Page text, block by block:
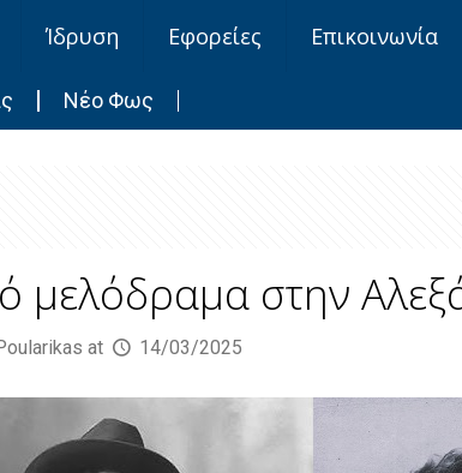
Ίδρυση Εφορείες Επικοινωνία
Νέο Φως
μελόδραμα στην
at 14/03/2025